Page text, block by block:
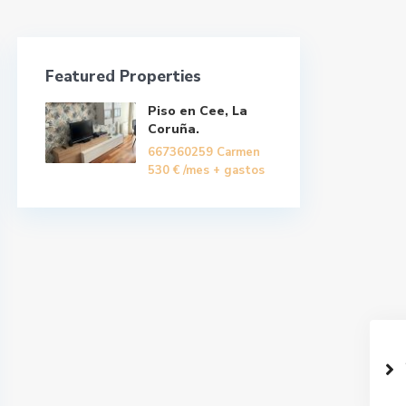
Featured Properties
Piso en Cee, La
Coruña.
667360259 Carmen
530 € /mes + gastos